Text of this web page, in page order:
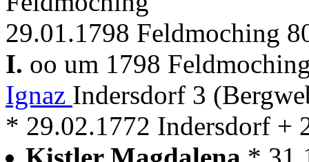
29.01.1798 Feldmoching
I. oo um 1798
Ignaz Indersdorf 3
* 29.02.1772 Indersdorf +